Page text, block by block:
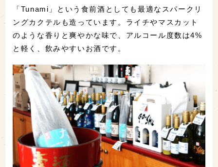
「Tunami」という食前酒としても最適なスパークリ
ングカクテルも造っています。ライチやマスカット
のような香りと爽やかな味で、アルコール度数は4%
と軽く、飲みやすいお酒です。